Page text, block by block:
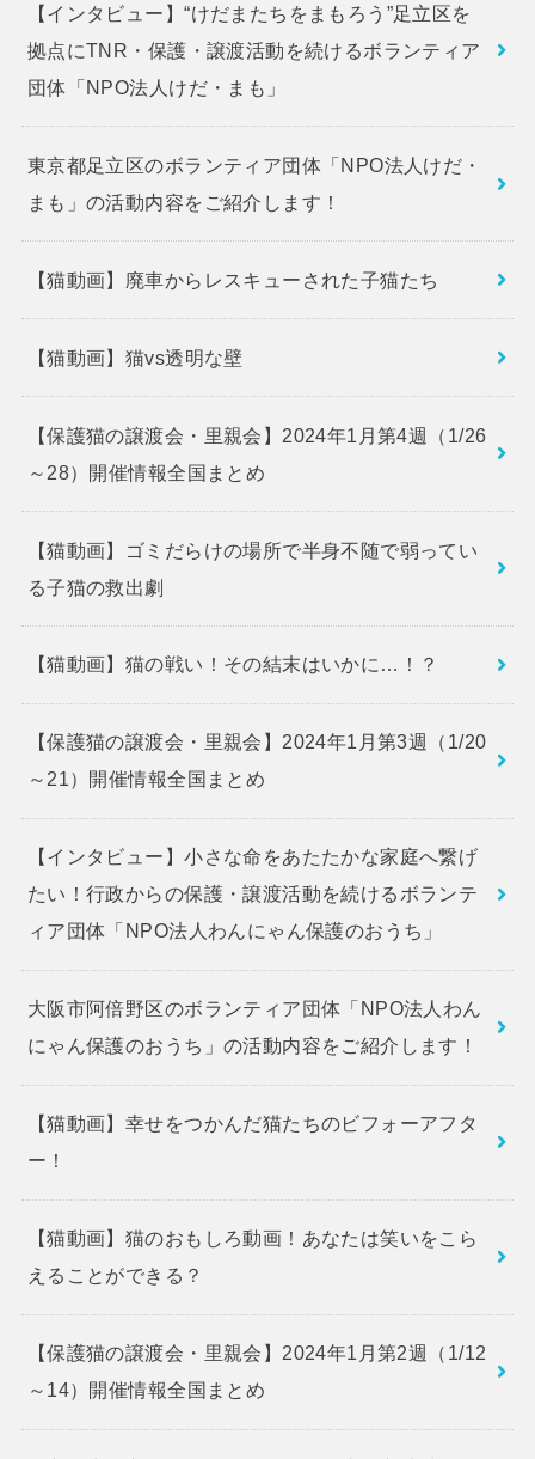
【インタビュー】“けだまたちをまもろう”足立区を
拠点にTNR・保護・譲渡活動を続けるボランティア
団体「NPO法人けだ・まも」
東京都足立区のボランティア団体「NPO法人けだ・
まも」の活動内容をご紹介します！
【猫動画】廃車からレスキューされた子猫たち
【猫動画】猫vs透明な壁
【保護猫の譲渡会・里親会】2024年1月第4週（1/26
～28）開催情報全国まとめ
【猫動画】ゴミだらけの場所で半身不随で弱ってい
る子猫の救出劇
【猫動画】猫の戦い！その結末はいかに…！？
【保護猫の譲渡会・里親会】2024年1月第3週（1/20
～21）開催情報全国まとめ
【インタビュー】小さな命をあたたかな家庭へ繋げ
たい！行政からの保護・譲渡活動を続けるボランテ
ィア団体「NPO法人わんにゃん保護のおうち」
大阪市阿倍野区のボランティア団体「NPO法人わん
にゃん保護のおうち」の活動内容をご紹介します！
【猫動画】幸せをつかんだ猫たちのビフォーアフタ
ー！
【猫動画】猫のおもしろ動画！あなたは笑いをこら
えることができる？
【保護猫の譲渡会・里親会】2024年1月第2週（1/12
～14）開催情報全国まとめ